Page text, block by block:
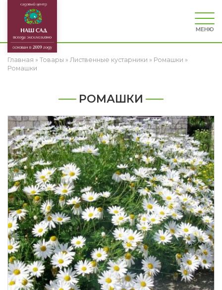
МЕНЮ
Главная » Товары » Лиственные кустарники » Ромашки »
Ромашки
РОМАШКИ